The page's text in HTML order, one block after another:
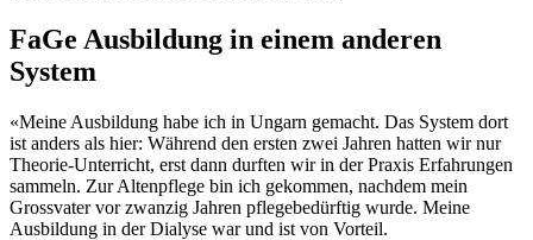
FaGe Ausbildung in einem anderen
System
«Meine Ausbildung habe ich in Ungarn gemacht. Das System dort
ist anders als hier: Während den ersten zwei Jahren hatten wir nur
Theorie-Unterricht, erst dann durften wir in der Praxis Erfahrungen
sammeln. Zur Altenpflege bin ich gekommen, nachdem mein
Grossvater vor zwanzig Jahren pflegebedürftig wurde. Meine
Ausbildung in der Dialyse war und ist von Vorteil.